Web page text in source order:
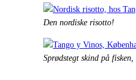
Den nordiske risotto!
Sprødstegt skind på fisken,